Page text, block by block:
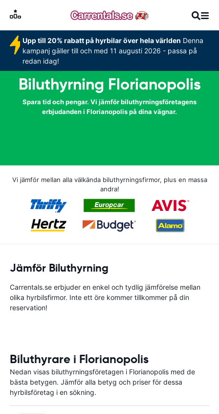
Upp till 20% rabatt på hyrbilar över hela världen Denna
kampanj gäller till och med 11 augusti 2026 - passa på
redan idag!
Biluthyrning Florianopolis
Spara tid och pengar. Vi jämför biluthyrningsföretagens
erbjudanden i Florianopolis på dina vägnar.
Vi jämför mellan alla välkända biluthyrningsfirmor, plus en massa
andra!
Jämför Biluthyrning
Carrentals.se erbjuder en enkel och tydlig jämförelse mellan
olika hyrbilsfirmor. Inte ett öre kommer tillkommer på din
reservation!
Biluthyrare i Florianopolis
Nedan visas biluthyrningsföretagen i Florianopolis med de
bästa betygen. Jämför alla betyg och priser för dessa
hyrbilsföretag i en sökning.